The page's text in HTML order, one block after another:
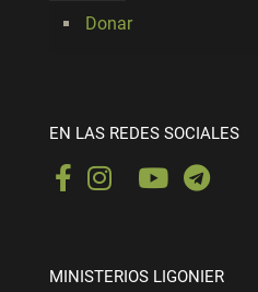
Donar
EN LAS REDES SOCIALES
MINISTERIOS LIGONIER